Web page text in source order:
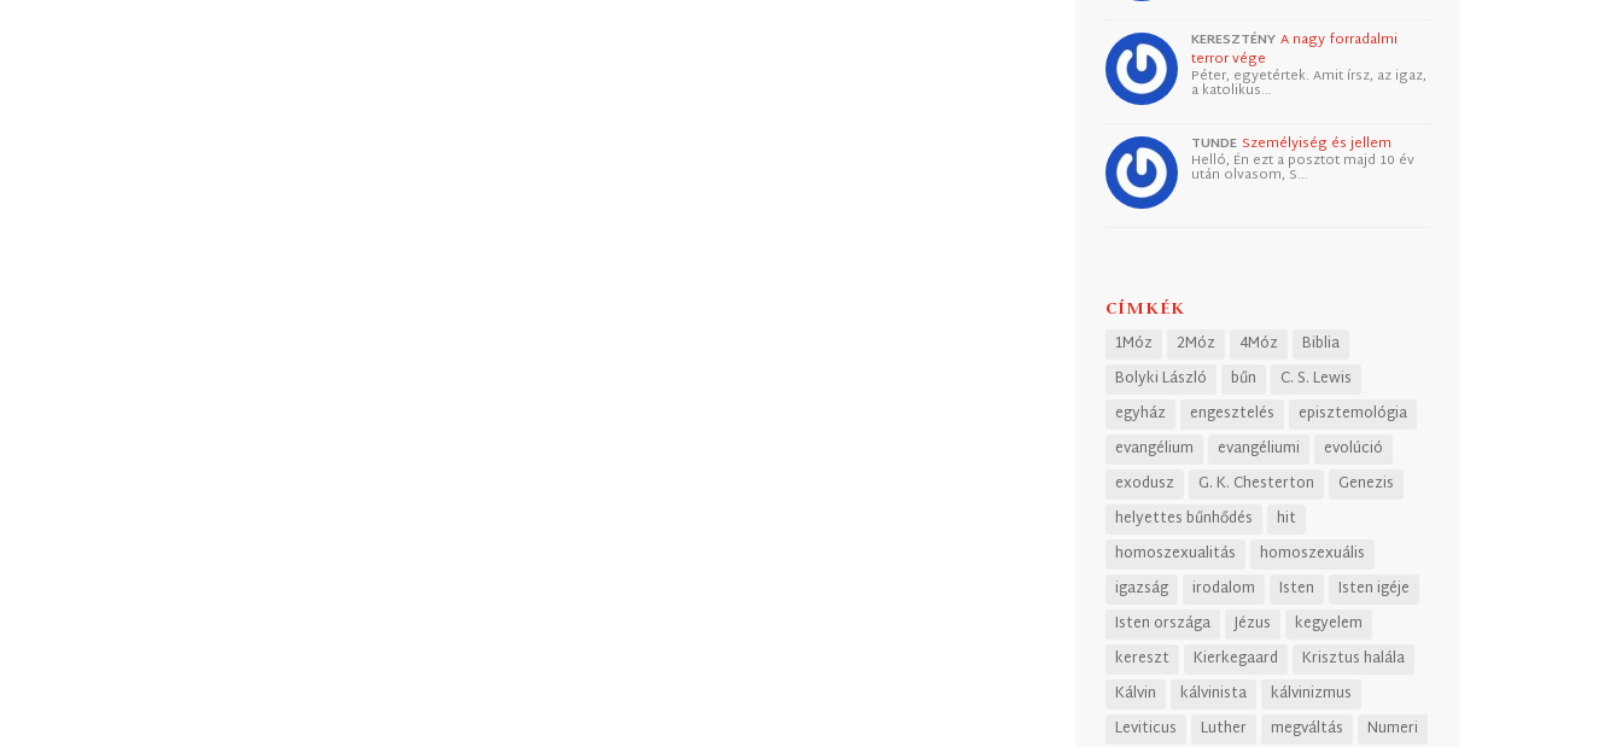
KERESZTÉNY A nagy forradalmi
terror vége
Péter, egyetértek. Amit írsz, az igaz,
a katolikus…
TUNDE Személyiség és jellem
Helló, Én ezt a posztot majd 10 év
után olvasom, S…
CÍMKÉK
1Móz 2Móz 4Móz
Biblia
Bolyki László
bűn
C. S. Lewis
egyház
engesztelés
episztemológia
evangélium
evangéliumi
evolúció
exodusz
G. K. Chesterton
Genezis
helyettes bűnhődés
hit
homoszexualitás
homoszexuális
igazság
irodalom Isten
Isten igéje
Isten országa
Jézus
kegyelem
kereszt
Kierkegaard
Krisztus halála
Kálvin
kálvinista
kálvinizmus
Leviticus
Luther megváltás Numeri